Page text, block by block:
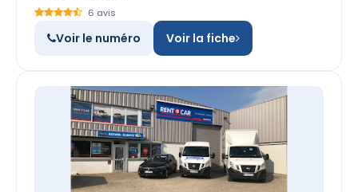
6 avis
Voir le numéro Voir la fiche